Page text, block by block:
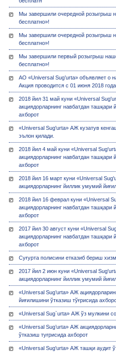
Мы завершили очередной розыгрыш
бесплатно»!
Мы завершили очередной розыгрыш
бесплатно»!
Мы завершили первый розыгрыш
бесплатно»!
АО «Universal Sug’urta» объявляет о
Акция проводится с 01 июня 2018
2018 йил 31 май куни «Universal
акциядорларнинг навбатдан ташқари
ахборот
«Universal Sug'urta» АЖ кузатув
эълон қилади.
2018 йил 4 май куни «Universal
акциядорларнинг навбатдан ташқари
ахборот
2018 йил 16 март куни «Universal
акциядорларнинг йиллик умумий
2018 йил 16 феврал куни «Universal
акциядорларнинг навбатдан ташқари
ахборот
2017 йил 30 август куни «Universal
акциядорларнинг навбатдан ташқари
ахборот
Суғурта полисини етказиб бериш
2017 йил 2 июн куни «Universal
акциядорларнинг йиллик умумий
«Universal Sug’urta» АЖ
йиғилишини ўтказиш тўғрисида
«Universal Sug`urta» АЖ ўз мулкини
«Universal Sug’urta» АЖ
ўтказиш туғрисида ахборот
«Universal Sug'urta» АЖ ташқи аудит